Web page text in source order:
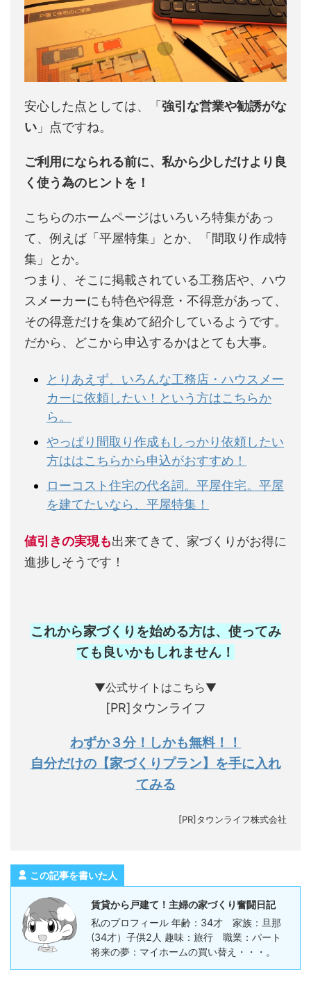
安心した点としては、「強引な営業や勧誘がな
い 」点ですね。
ご利用になられる前に、私から少しだけより良
く使う為のヒントを！
こちらのホームページはいろいろ特集があっ
て、例えば「平屋特集」とか、「間取り作成特
集」とか。
つまり、そこに掲載されている工務店や、ハウ
スメーカーにも特色や得意・不得意があって、
その得意だけを集めて紹介しているようです。
だから、どこから申込するかはとても大事。
とりあえず、いろんな工務店・ハウスメー
カーに依頼したい！という方はこちらか
ら。
やっぱり間取り作成もしっかり依頼したい
方ははこちらから申込がおすすめ！
ローコスト住宅の代名詞。平屋住宅。平屋
を建てたいなら、平屋特集！
値引きの実現も出来てきて、家づくりがお得に
進捗しそうです！
これから家づくりを始める方は、使ってみ
ても良いかもしれません ！
▼公式サイトはこちら▼
[PR]タウンライフ
わずか３分！しかも無料！！
自分だけの【家づくりプラン】を手に入れ
てみる
[PR]タウンライフ株式会社
この記事を書いた人
賃貸から戸建て！主婦の家づくり奮闘日記
私のプロフィール 年齢：34才 家族：旦那
(34才）子供2人 趣味：旅行 職業：パート
将来の夢：マイホームの買い替え・・・。